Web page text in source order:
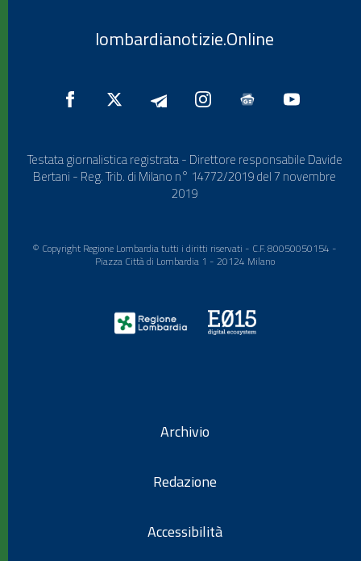
lombardianotizie.Online
Testata giornalistica registrata - Direttore responsabile Davide
Bertani - Reg. Trib. di Milano n° 14772/2019 del 7 novembre
2019
© Copyright Regione Lombardia tutti i diritti riservati - C.F. 80050050154 -
Piazza Città di Lombardia 1 - 20124 Milano
Archivio
Redazione
Accessibilità